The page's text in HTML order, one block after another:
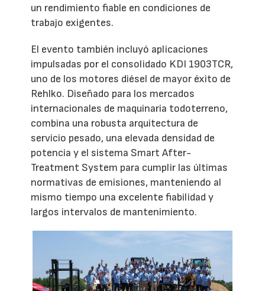
un rendimiento fiable en condiciones de
trabajo exigentes.
El evento también incluyó aplicaciones
impulsadas por el consolidado KDI 1903TCR,
uno de los motores diésel de mayor éxito de
Rehlko. Diseñado para los mercados
internacionales de maquinaria todoterreno,
combina una robusta arquitectura de
servicio pesado, una elevada densidad de
potencia y el sistema Smart After-
Treatment System para cumplir las últimas
normativas de emisiones, manteniendo al
mismo tiempo una excelente fiabilidad y
largos intervalos de mantenimiento.